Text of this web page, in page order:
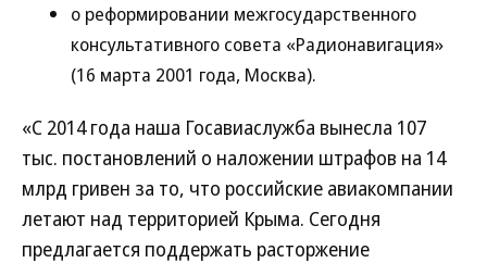
о реформировании межгосударственного
консультативного совета «Радионавигация»
(16 марта 2001 года, Москва).
«С 2014 года наша Госавиаслужба вынесла 107
тыс. постановлений о наложении штрафов на 14
млрд гривен за то, что российские авиакомпании
летают над территорией Крыма. Сегодня
предлагается поддержать расторжение